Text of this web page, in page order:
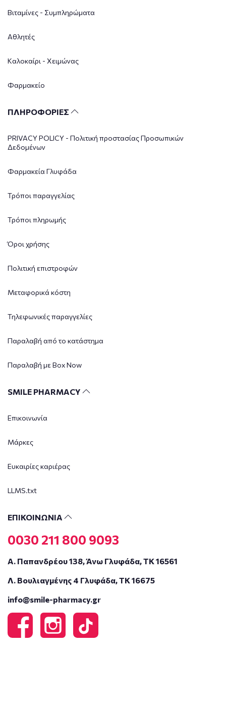
Βιταμίνες - Συμπληρώματα
Αθλητές
Καλοκαίρι - Χειμώνας
Φαρμακείο
ΠΛΗΡΟΦΟΡΙΕΣ
PRIVACY POLICY - Πολιτική προστασίας Προσωπικών
Δεδομένων
Φαρμακεία Γλυφάδα
Τρόποι παραγγελίας
Τρόποι πληρωμής
Όροι χρήσης
Πολιτική επιστροφών
Μεταφορικά κόστη
Τηλεφωνικές παραγγελίες
Παραλαβή από το κατάστημα
Παραλαβή με Box Now
SMILE PHARMACY
Επικοινωνία
Μάρκες
Ευκαιρίες καριέρας
LLMS.txt
ΕΠΙΚΟΙΝΩΝΙΑ
0030 211 800 9093
Α. Παπανδρέου 138, Άνω Γλυφάδα, ΤΚ 16561
Λ. Βουλιαγμένης 4 Γλυφάδα, ΤΚ 16675
info@smile-pharmacy.gr